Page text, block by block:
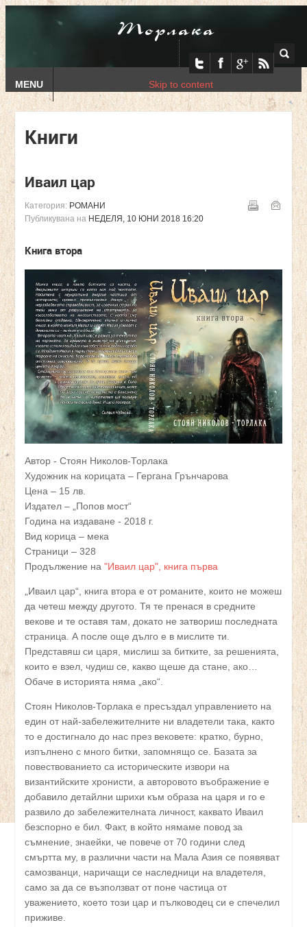
Торлака
MENU Skip to content
Книги
Иваил цар
Категория: РОМАНИ
Публикувана на НЕДЕЛЯ, 10 ЮНИ 2018 16:20
Книга втора
Автор - Стоян Николов-Торлака
Художник на корицата – Гергана Грънчарова
Цена – 15 лв.
Издател – „Попов мост“
Година на издаване - 2018 г.
Вид корица – мека
Страници – 328
Продължение на "Иваил цар", книга първа
„Иваил цар“, книга втора е от романите, които не можеш
да четеш между другото. Тя те пренася в средните
векове и те оставя там, докато не затвориш последната
страница. А после още дълго е в мислите ти.
Представяш си царя, мислиш за битките, за решенията,
които е взел, чудиш се, какво щеше да стане, ако…
Обаче в историята няма „ако“.
Стоян Николов-Торлака е пресъздал управлението на
един от най-забележителните ни владетели така, както
то е достигнало до нас през вековете: кратко, бурно,
изпълнено с много битки, запомнящо се. Базата за
повествованието са историческите извори на
византийските хронисти, а авторовото въображение е
добавило детайлни шрихи към образа на царя и го е
развило до забележителната личност, каквато Иваил
безспорно е бил. Факт, в който нямаме повод за
съмнение, знаейки, че повече от 70 години след
смъртта му, в различни части на Мала Азия се появяват
самозванци, наричащи се наследници на владетеля,
само за да се възползват от поне частица от
уважението, което този цар и пълководец си е спечелил
приживе.